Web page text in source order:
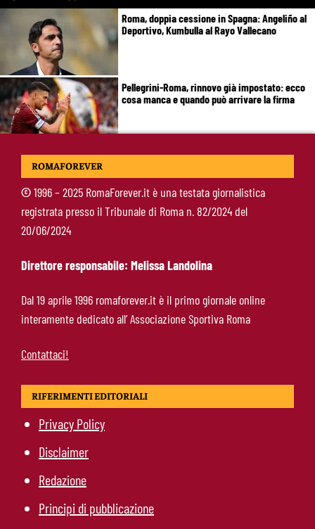
Roma, doppia cessione in Spagna: Angeliño al
Deportivo, Kumbulla al Rayo Vallecano
Pellegrini-Roma, rinnovo già impostato: ecco
cosa manca e quando può arrivare la firma
Mercato Roma, manca un solo colpo: Gasperini
Roma-Molina, il colpo di D’Amico è geniale:
qualità ed esperienza a un prezzo da
occasione
ROMAFOREVER
©1996 – 2025 RomaForever.it è una testata giornalistica
registrata presso il Tribunale di Roma n. 82/2024 del
20/06/2024
Direttore responsabile: Melissa Landolina
Dal 19 aprile 1996 romaforever.it è il primo giornale online
interamente dedicato all’ Associazione Sportiva Roma
Contattaci!
RIFERIMENTI EDITORIALI
Privacy Policy
Disclaimer
Redazione
Principi di pubblicazione